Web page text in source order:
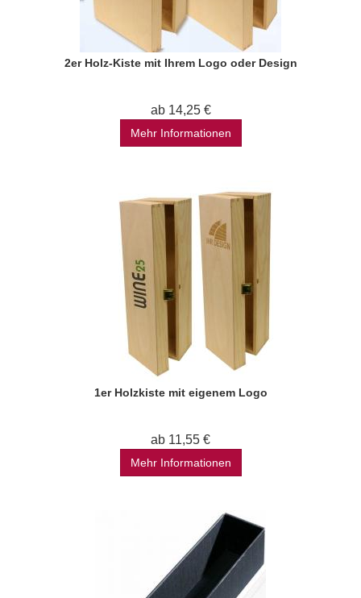
2er Holz-Kiste mit Ihrem Logo oder Design
ab 14,25 €
Mehr Informationen
1er Holzkiste mit eigenem Logo
ab 11,55 €
Mehr Informationen